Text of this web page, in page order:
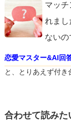
マッ
れま
ないの
恋愛マスター&AI回
と、とりあえず付
合わせて読み